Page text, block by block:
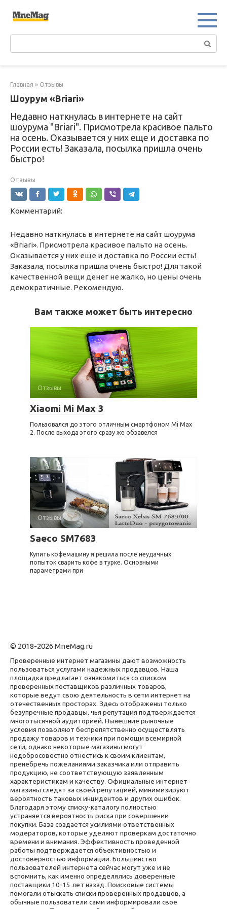
Главная » Отзывы
Шоурум «Briari»
Недавно наткнулась в интернете на сайт
шоурума "Briari". Присмотрела красивое пальто
на осень. Оказывается у них еще и доставка по
России есть! Заказала, посылка пришла очень
быстро!
Отзывы
Комментарий:
Недавно наткнулась в интернете на сайт шоурума
«Briari». Присмотрела красивое пальто на осень.
Оказывается у них еще и доставка по России есть!
Заказала, посылка пришла очень быстро! Для такой
качественной вещи денег не жалко, но цены очень
демократичные. Рекомендую.
Вам также может быть интересно
Отзывы
Xiaomi Mi Max 3
Пользовался до этого отличным смартфоном Mi Max
2. После выхода этого сразу же обзавелся
Отзывы
Saeco SM7683
Купить кофемашину я решила после неудачных
попыток сварить кофе в турке. Основными
параметрами при
© 2018-2026 MneMag.ru
Проверенные интернет магазины дают возможность
пользоваться услугами надежных продавцов. Наша
площадка предлагает ознакомиться со списком
проверенных поставщиков различных товаров,
которые ведут свою деятельность в сети интернет на
отечественных просторах. Здесь отображены только
безупречные продавцы, чья репутация подтверждается
многотысячной аудиторией. Нынешние рыночные
условия позволяют беспрепятственно осуществлять
продажу товаров и техники при помощи всемирной
сети, однако некоторые магазины могут
недобросовестно отнестись к своим клиентам,
пренебречь пожеланиями заказчика или отправить
продукцию, не соответствующую заявленным
характеристикам и качеству. Официальные интернет
магазины следят за своей репутацией, минимизируют
вероятность таковых инцидентов и других ошибок.
Благодаря этому списку-каталогу полностью
устраняется вероятность риска при совершении
покупки. База создаётся усилиями ответственных
модераторов, которые уделяют проверкам достаточно
времени и внимания. Эффективность проведенной
работы подтверждается объективностью и
достоверностью информации. Большинство
пользователей интернета сейчас могут уже и не
вспомнить, как именно определялись доверенные
поставщики 10-15 лет назад. Поисковые системы
помогали отыскать списки проверенных продавцов, а
обычные пользователи сами информировали свое